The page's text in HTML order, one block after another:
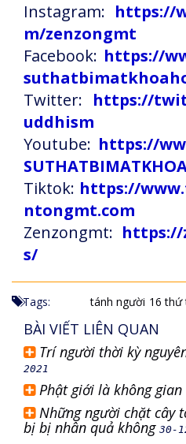
Instagram: https://
m/zenzongmt
Facebook: https://
Twitter: https://
uddhism
Youtube: https://
Tiktok: https://
ntongmt.com
Zenzongmt: https://
s/
Tags: tánh người 16 thứ
BÀI VIẾT LIÊN QUAN
Trí người thời kỳ
2021
Phật giới là không
Những người chặt cây
bị bị nhân quả không 30-